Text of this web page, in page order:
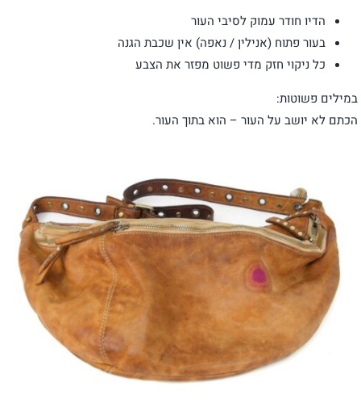
הדיו חודר עמוק לסיבי העור
בעור פתוח (אנילין / נאפה) אין שכבת הגנה
כל ניקוי חזק מדי פשוט מפזר את הצבע
במילים פשוטות:
הכתם לא יושב על העור – הוא בתוך העור.